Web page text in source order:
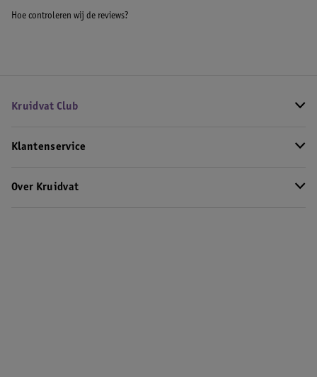
Hoe controleren wij de reviews?
Kruidvat Club
Klantenservice
Over Kruidvat